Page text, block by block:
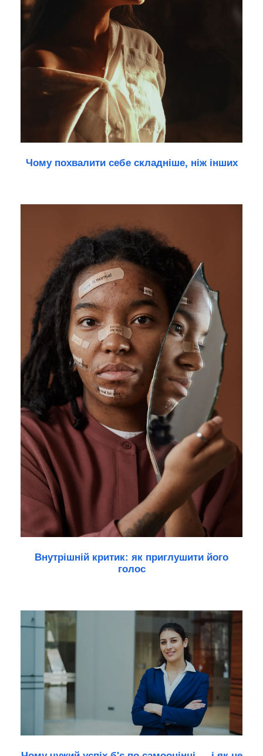
Чому похвалити себе складніше, ніж інших
Внутрішній критик: як приглушити його
голос